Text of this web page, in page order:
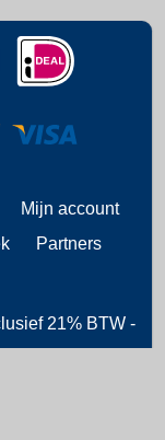
Mijn account
Partners
21% BTW -